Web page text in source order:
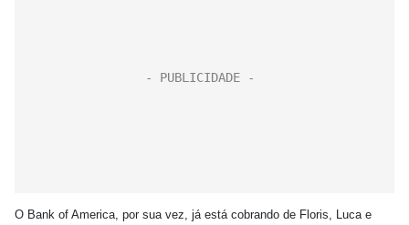
O Bank of America, por sua vez, já está cobrando de Floris, Luca e